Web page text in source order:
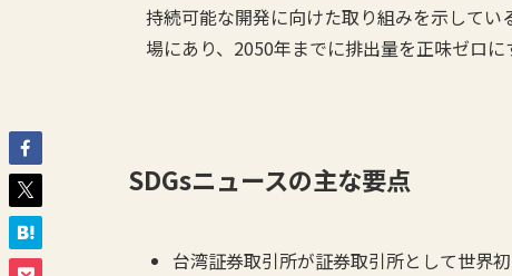
持続可能な開発に向けた取り組みを示して
場にあり、2050年までに排出量を正味ゼロに
SDGsニュースの主な要点
台湾証券取引所が証券取引所として世界